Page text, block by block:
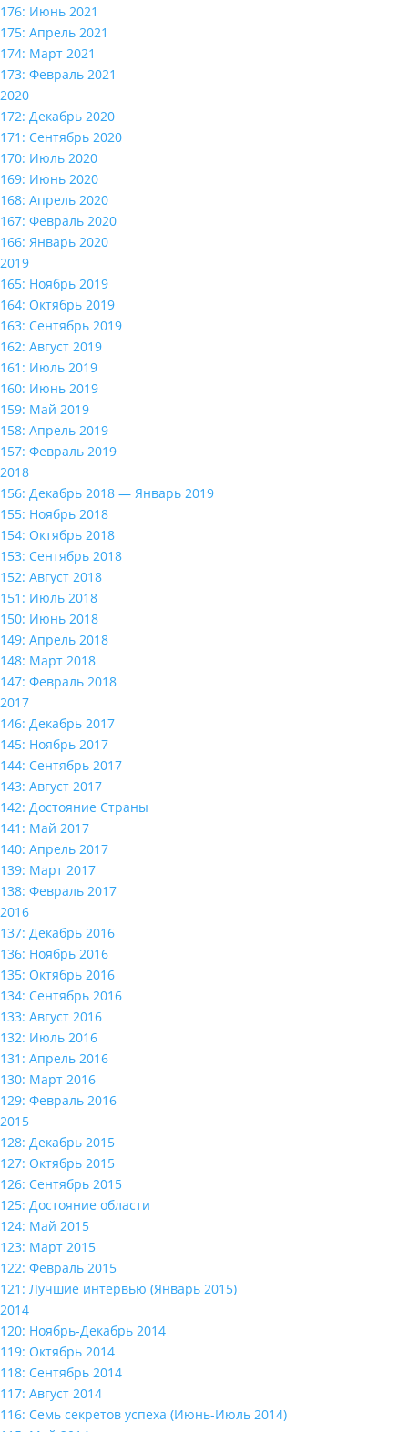
176: Июнь 2021
175: Апрель 2021
174: Март 2021
173: Февраль 2021
2020
172: Декабрь 2020
171: Сентябрь 2020
170: Июль 2020
169: Июнь 2020
168: Апрель 2020
167: Февраль 2020
166: Январь 2020
2019
165: Ноябрь 2019
164: Октябрь 2019
163: Сентябрь 2019
162: Август 2019
161: Июль 2019
160: Июнь 2019
159: Май 2019
158: Апрель 2019
157: Февраль 2019
2018
156: Декабрь 2018 — Январь 2019
155: Ноябрь 2018
154: Октябрь 2018
153: Сентябрь 2018
152: Август 2018
151: Июль 2018
150: Июнь 2018
149: Апрель 2018
148: Март 2018
147: Февраль 2018
2017
146: Декабрь 2017
145: Ноябрь 2017
144: Сентябрь 2017
143: Август 2017
142: Достояние Страны
141: Май 2017
140: Апрель 2017
139: Март 2017
138: Февраль 2017
2016
137: Декабрь 2016
136: Ноябрь 2016
135: Октябрь 2016
134: Сентябрь 2016
133: Август 2016
132: Июль 2016
131: Апрель 2016
130: Март 2016
129: Февраль 2016
2015
128: Декабрь 2015
127: Октябрь 2015
126: Сентябрь 2015
125: Достояние области
124: Май 2015
123: Март 2015
122: Февраль 2015
121: Лучшие интервью (Январь 2015)
2014
120: Ноябрь-Декабрь 2014
119: Октябрь 2014
118: Сентябрь 2014
117: Август 2014
116: Семь секретов успеха (Июнь-Июль 2014)